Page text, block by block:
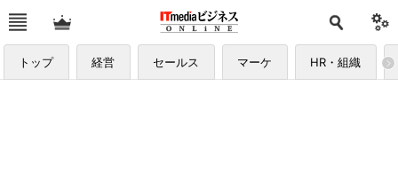
トップ 経営 セールス マーケ HR・組織